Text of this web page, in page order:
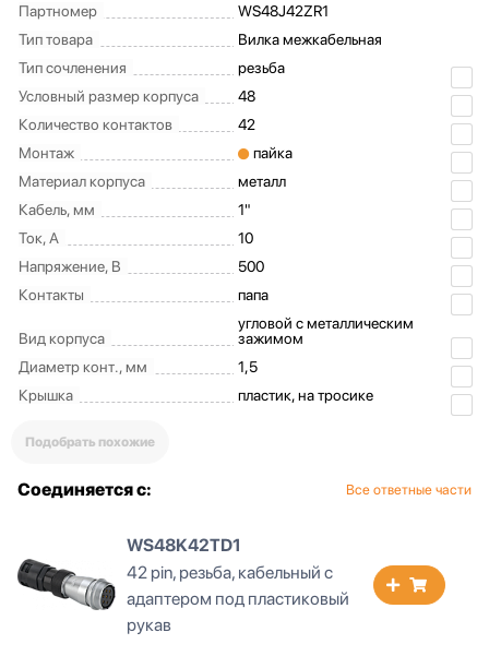
Партномер
WS48J42ZR1
Тип товара
Вилка межкабельная
Тип сочленения
резьба
Условный размер корпуса
48
Количество контактов
42
Монтаж
пайка
Материал корпуса
металл
Кабель, мм
1"
Ток, А
10
Напряжение, В
500
Контакты
папа
Вид корпуса
угловой с металлическим
зажимом
Диаметр конт., мм
1,5
Крышка
пластик, на тросике
Подобрать похожие
Соединяется с: Все ответные части
WS48K42TP1
42 pin, резьба, кабельный с
адаптером под металлрукав